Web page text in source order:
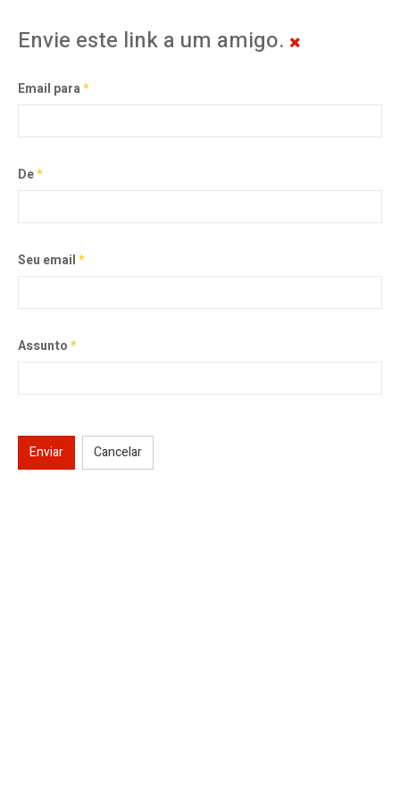
Envie este link a um amigo.
Email para*
De*
Seu email*
Assunto*
Enviar Cancelar